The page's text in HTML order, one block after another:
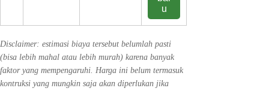
u
Disclaimer: estimasi biaya tersebut belumlah pasti
(bisa lebih mahal atau lebih murah) karena banyak
faktor yang mempengaruhi. Harga ini belum termasuk
kontruksi yang mungkin saja akan diperlukan jika